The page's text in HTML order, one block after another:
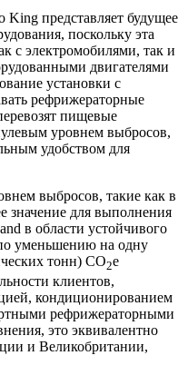
представляет будущее
поскольку эта
с электромобилями, так и
двигателями
установки с
рефрижераторные
пищевые
уровнем выбросов,
удобством для
выбросов, такие как в
значение для выполнения
в области устойчивого
уменьшению на одну
тонн) СО2e
клиентов,
кондиционированием
рефрижераторными
это эквивалентно
и Великобритании,